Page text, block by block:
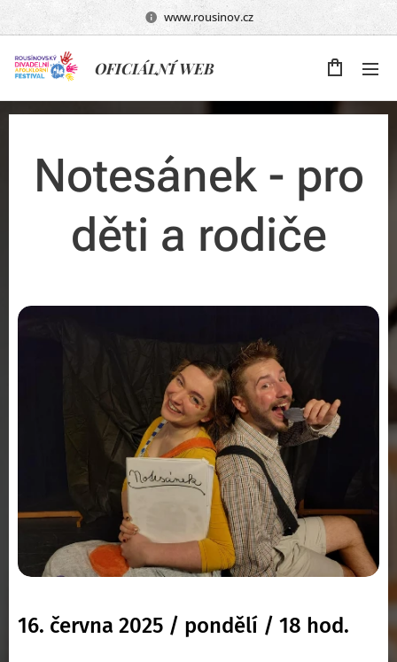
www.rousinov.cz
OFICIÁLNÍ WEB
Notesánek - pro
děti a rodiče
16. června 2025 / pondělí / 18 hod.